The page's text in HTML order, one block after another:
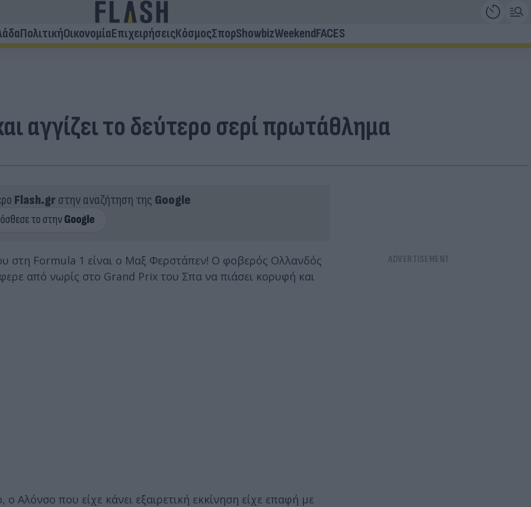
ΠολιτικήΟικονομίαΕπιχειρήσειςΚόσμοςΣπορShowbizWeekendFACES
αγγίζει το δεύτερο σερί πρωτάθλημα
Flash.grστην αναζήτηση της Google
στη Formula 1 είναι ο Μαξ Φερστάπεν! Ο φοβερός Ολλανδός
από νωρίς στο Grand Prix του Σπα να πιάσει κορυφή και
Αλόνσο που είχε κάνει εξαιρετική εκκίνηση είχε επαφή με